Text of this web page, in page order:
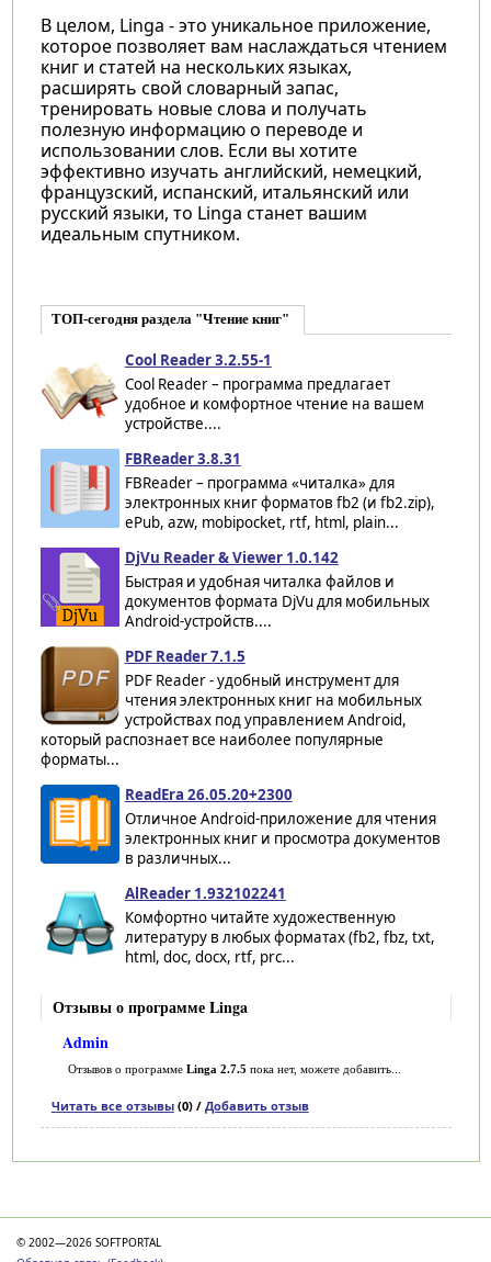
В целом, Linga - это уникальное приложение,
которое позволяет вам наслаждаться чтением
книг и статей на нескольких языках,
расширять свой словарный запас,
тренировать новые слова и получать
полезную информацию о переводе и
использовании слов. Если вы хотите
эффективно изучать английский, немецкий,
французский, испанский, итальянский или
русский языки, то Linga станет вашим
идеальным спутником.
ТОП-сегодня раздела "Чтение книг"
Cool Reader 3.2.55-1
Cool Reader – программа предлагает
удобное и комфортное чтение на вашем
устройстве....
FBReader 3.8.31
FBReader – программа «читалка» для
электронных книг форматов fb2 (и fb2.zip),
ePub, azw, mobipocket, rtf, html, plain...
DjVu Reader & Viewer 1.0.142
Быстрая и удобная читалка файлов и
документов формата DjVu для мобильных
Android-устройств....
PDF Reader 7.1.5
PDF Reader - удобный инструмент для
чтения электронных книг на мобильных
устройствах под управлением Android,
который распознает все наиболее популярные
форматы...
ReadEra 26.05.20+2300
Отличное Android-приложение для чтения
электронных книг и просмотра документов
в различных...
AlReader 1.932102241
Комфортно читайте художественную
литературу в любых форматах (fb2, fbz, txt,
html, doc, docx, rtf, prc...
Отзывы о программе Linga
Admin
Отзывов о программе Linga 2.7.5 пока нет, можете добавить...
Читать все отзывы(0) / Добавить отзыв
© 2002—2026 SOFTPORTAL